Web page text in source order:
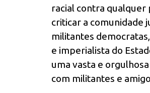
racial contra qualquer
criticar a comunidade
militantes
e imperialista do
uma vasta e
com militantes e